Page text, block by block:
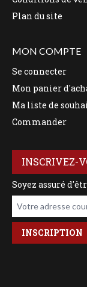
Plan du site
MON COMPTE
Se connecter
Mon panier
Ma liste de
Commander
INSCRIVEZ-
Soyez assuré
Votre adresse